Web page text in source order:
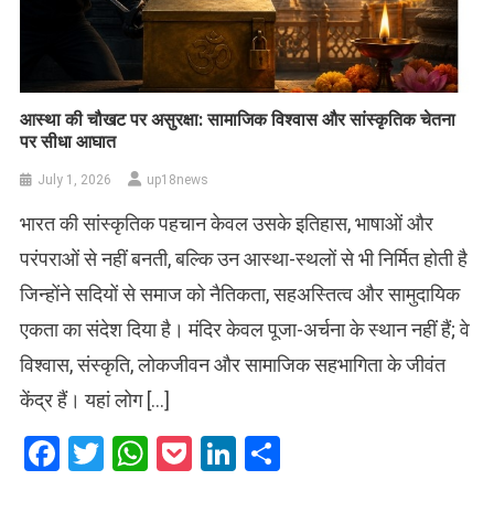
आस्था की चौखट पर असुरक्षा: सामाजिक विश्वास और सांस्कृतिक चेतना
पर सीधा आघात
July 1, 2026 up18news
भारत की सांस्कृतिक पहचान केवल उसके इतिहास, भाषाओं और
परंपराओं से नहीं बनती, बल्कि उन आस्था-स्थलों से भी निर्मित होती है
जिन्होंने सदियों से समाज को नैतिकता, सहअस्तित्व और सामुदायिक
एकता का संदेश दिया है। मंदिर केवल पूजा-अर्चना के स्थान नहीं हैं; वे
विश्वास, संस्कृति, लोकजीवन और सामाजिक सहभागिता के जीवंत
केंद्र हैं। यहां लोग […]
Facebook
Twitter
WhatsApp
PocketLinkedIn